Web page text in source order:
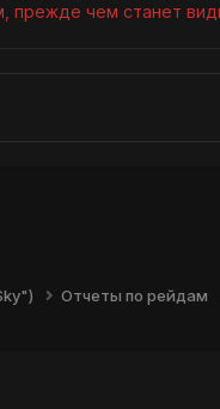
прежде чем станет
Отчеты по рейдам